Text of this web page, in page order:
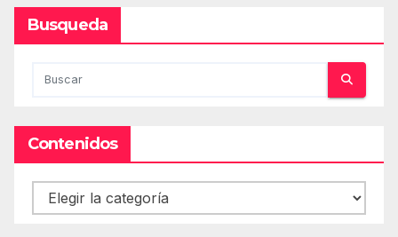
Busqueda
Contenidos
Contenidos